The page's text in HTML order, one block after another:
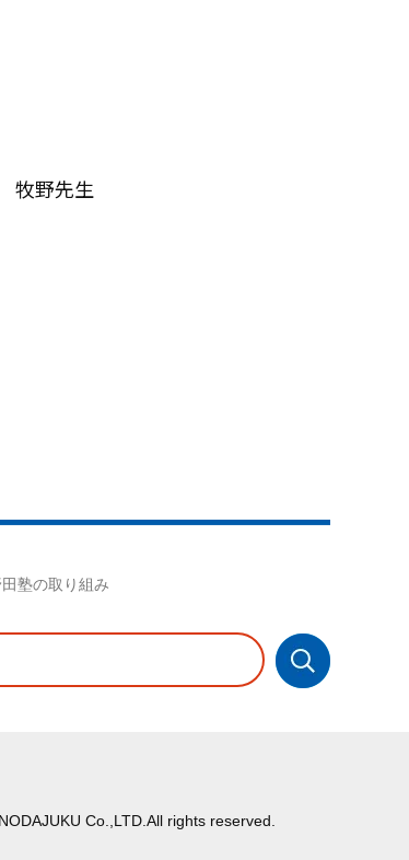
田塾の取り組み
Co.,LTD.All rights reserved.